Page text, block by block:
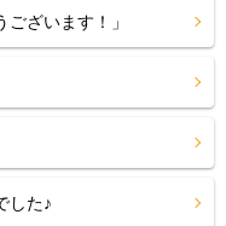
ざいます！」
した♪